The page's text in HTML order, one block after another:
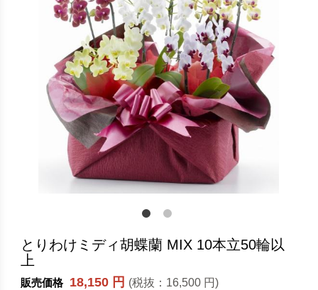
とりわけミディ胡蝶蘭 MIX 10本立50輪以
上
販売価格 18,150 円 (税抜： 16,500 円)